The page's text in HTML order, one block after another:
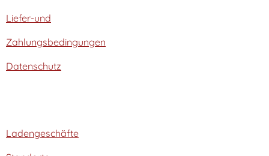
Liefer-und
Zahlungsbedingungen
Datenschutz
Ladengeschäfte